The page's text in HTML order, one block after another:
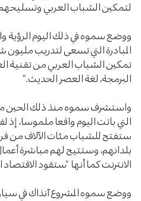
لتمكين الشباب العربي وتسليحهم
ووضع سموه في ذلك اليوم الرؤية
المبادرة التي تسعى لتدريب
تمكين الشباب العربي من تقنية
البرمجة، لغة العصر الحديث.”
واستشرف سموه منذ ذلك الحين
التي باتت اليوم واقعا ملموسا، إذ
ستفتح للشباب مئات الآلاف من
بلدانهم، وستتيح لهم مباشرة
الانترنت كما أنها “ستقود الاقتصاد
ووضع سموه المشروع آنذاك في